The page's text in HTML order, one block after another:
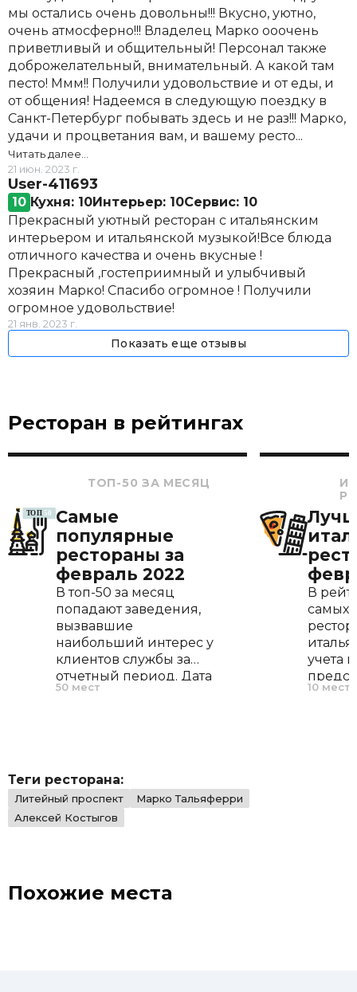
мы остались очень довольны!!! Вкусно, уютно,
очень атмосферно!!! Владелец Марко ооочень
приветливый и общительный! Персонал также
доброжелательный, внимательный. А какой там
песто! Ммм!! Получили удовольствие и от еды, и
от общения! Надеемся в следующую поездку в
Санкт-Петербург побывать здесь и не раз!!! Марко,
удачи и процветания вам, и вашему ресто...
Читать далее…
21 июн. 2023 г.
User-411693
10 Кухня: 10Интерьер: 10Сервис: 10
Прекрасный уютный ресторан с итальянским
интерьером и итальянской музыкой!Все блюда
отличного качества и очень вкусные !
Прекрасный ,гостеприимный и улыбчивый
хозяин Марко! Спасибо огромное ! Получили
огромное удовольствие!
21 янв. 2023 г.
Показать еще отзывы
Ресторан в рейтингах
ТОП-50 ЗА МЕСЯЦ
Самые
популярные
рестораны за
февраль 2022
В топ-50 за месяц
попадают заведения,
вызвавшие
наибольший интерес у
клиентов службы за
отчетный период. Дата
открытия, меню и
частота запросов.
50 мест
В
самых
учета
10 мест
Теги ресторана:
Литейный проспект
Марко Тальяферри
Алексей Костыгов
Похожие места